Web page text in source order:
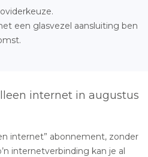
een glasvezel aansluiting ben
internet in augustus
internet” abonnement, zonder
internetverbinding kan je al